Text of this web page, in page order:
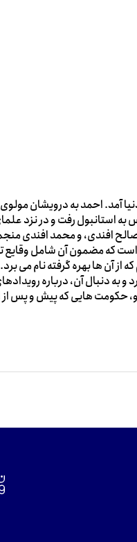
«سالانیک» به دنیا آمد. احمد به
استانبول رفت و در نزد
افندی، و محمد افندی
آن ها بهره گرفته نام می
به دنبال آن، درباره
حکومت هایی که پیش و پس از